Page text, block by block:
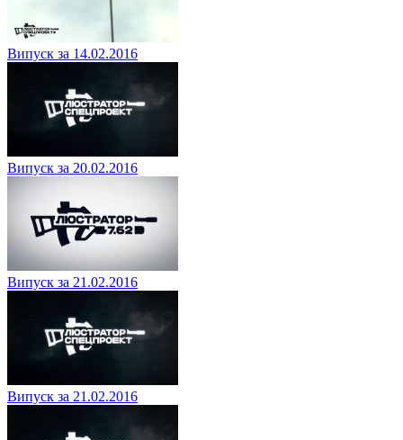
Випуск за 14.02.2016
Випуск за 20.02.2016
Випуск за 21.02.2016
Випуск за 21.02.2016